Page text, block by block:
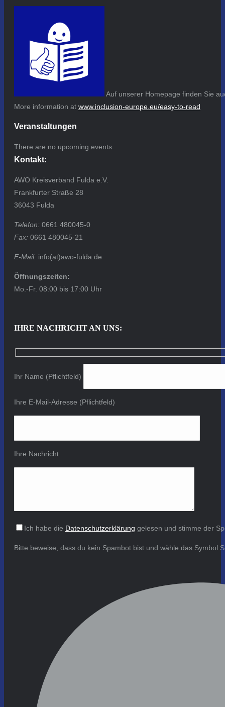
Auf unserer Homepage finden Sie
More information at www.inclusion-europe.eu/easy-to-read
Veranstaltungen
There are no upcoming events.
Kontakt:
AWO Kreisverband Fulda e.V.
Frankfurter Straße 28
36043 Fulda
Telefon: 0661 480045-0
Fax: 0661 480045-21
E-Mail: info(at)awo-fulda.de
Öffnungszeiten:
Mo.-Fr. 08:00 bis 17:00 Uhr
IHRE NACHRICHT AN UNS:
Ihr Name (Pflichtfeld)
Ihre E-Mail-Adresse (Pflichtfeld)
Ihre Nachricht
Ich habe die Datenschutzerklärung gelesen und stimme der
Bitte beweise, dass du kein Spambot bist und wähle das Symbol